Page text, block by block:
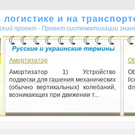
и на
проект - Проект систематизации
Амортизатор
Амортизатор 1) Устройство
подвески для гашения механических
(обычно вертикальных) колебаний,
возникающих при движении т...